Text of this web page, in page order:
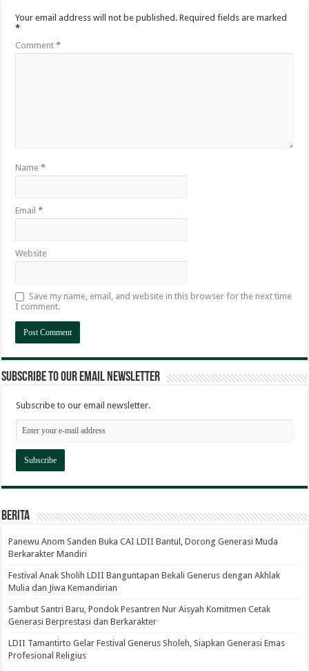
Your email address will not be published. Required fields are marked
*
Comment*
Name*
Email*
Website
Save my name, email, and website in this browser for the next time
I comment.
Subscribe to our email newsletter
Subscribe to our email newsletter.
Berita
Panewu Anom Sanden Buka CAI LDII Bantul, Dorong Generasi Muda
Berkarakter Mandiri
Festival Anak Sholih LDII Banguntapan Bekali Generus dengan Akhlak
Mulia dan Jiwa Kemandirian
Sambut Santri Baru, Pondok Pesantren Nur Aisyah Komitmen Cetak
Generasi Berprestasi dan Berkarakter
LDII Tamantirto Gelar Festival Generus Sholeh, Siapkan Generasi Emas
Profesional Religius